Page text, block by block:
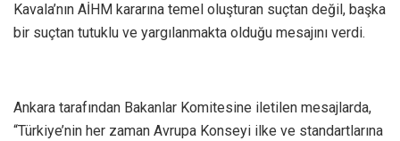
Kavala’nın AİHM kararına temel oluşturan suçtan değil, başka
bir suçtan tutuklu ve yargılanmakta olduğu mesajını verdi.
Ankara tarafından Bakanlar Komitesine iletilen mesajlarda,
“Türkiye’nin her zaman Avrupa Konseyi ilke ve standartlarına